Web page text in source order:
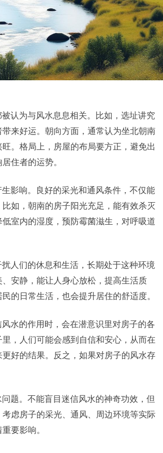
认为与风水息息相关。比如，选址讲究
来好运。朝向方面，通常认为坐北朝南
。格局上，房屋的布局要方正，避免出
住者的运势。
影响。良好的采光和通风条件，不仅能
如，朝南的房子阳光充足，能有效杀灭
室内的湿度，预防霉菌滋生，对呼吸道
人们的休息和生活，长期处于这种环境
安静，能让人身心放松，提高生活质
的日常生活，也会提升居住的舒适度。
水的作用时，会在潜意识里对房子的各
，人们可能会感到自信和安心，从而在
好的结果。反之，如果对房子的风水存
题。不能盲目迷信风水的神奇功效，但
虑房子的采光、通风、周边环境等实际
要影响。